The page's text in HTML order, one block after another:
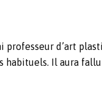
d’art
habituels. Il aura